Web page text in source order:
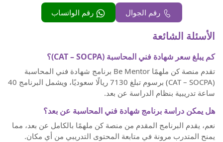
رقم الجوال
رقم الواتساب
الأسئلة الشائعة
كم يبلغ سعر شهادة فني المحاسبة (CAT – SOCPA)؟
تقدم منصة كن ملهمًا Be Mentor برنامج شهادة فني المحاسبة
(CAT – SOCPA) برسوم تبلغ 7130 ريالًا سعوديًا، ويشمل البرنامج 40
ساعة تدريبية بنظام الدراسة عن بعد.
هل يمكن دراسة برنامج شهادة فني المحاسبة عن بعد؟
نعم، يقدم البرنامج المقدم من منصة كن ملهمًا بالكامل عن بعد، مما
يمنح المتدرب مرونة في متابعة المحتوى التدريبي من أي مكان.